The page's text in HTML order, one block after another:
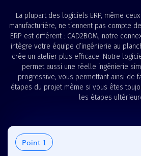
La plupart des logiciels ERP, même
manufacturière, ne tiennent pas compte
ERP est différent : CAD2BOM, notre
intègre votre équipe d’ingénierie au
crée un atelier plus efficace. Notre
permet aussi une réelle ingénierie
progressive, vous permettant ainsi de
étapes du projet même si vous êtes
les étapes
Point 1